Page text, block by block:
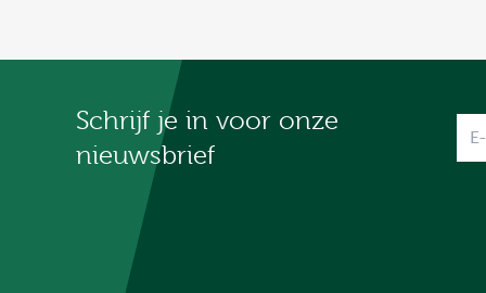
Schrijf je in voor onze
nieuwsbrief